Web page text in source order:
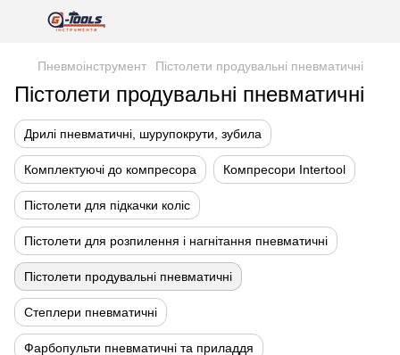
Пневмоінструмент Пістолети продувальні пневматичні
Пістолети продувальні пневматичні
Дрилі пневматичні, шурупокрути, зубила
Комплектуючі до компресора Компресори Intertool
Пістолети для підкачки коліс
Пістолети для розпилення і нагнітання пневматичні
Пістолети продувальні пневматичні
Степлери пневматичні
Фарбопульти пневматичні та приладдя